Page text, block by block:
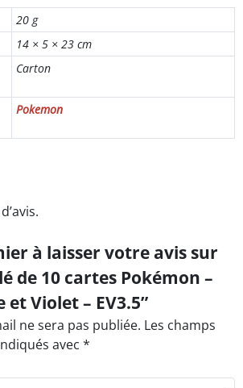
20 g
14 × 5 × 23 cm
Carton
Pokemon
à laisser votre avis sur
de 10 cartes Pokémon –
et Violet – EV3.5”
ne sera pas publiée. Les champs
avec *